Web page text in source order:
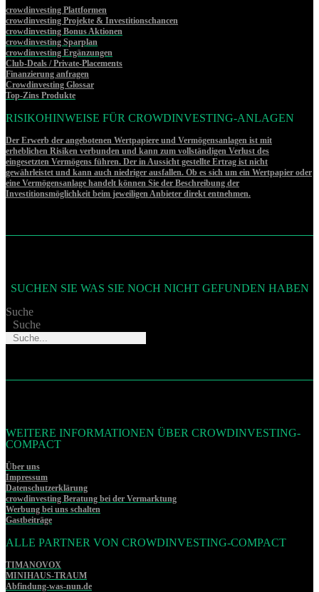
crowdinvesting Plattformen
crowdinvesting Projekte & Investitionschancen
crowdinvesting Bonus Aktionen
crowdinvesting Sparplan
crowdinvesting Ergänzungen
Club-Deals / Private-Placements
Finanzierung anfragen
Crowdinvesting Glossar
Top-Zins Produkte
RISIKOHINWEISE FÜR CROWDINVESTING-ANLAGEN
Der Erwerb der angebotenen Wertpapiere und Vermögensanlagen ist mit
erheblichen Risiken verbunden und kann zum vollständigen Verlust des
eingesetzten Vermögens führen. Der in Aussicht gestellte Ertrag ist nicht
gewährleistet und kann auch niedriger ausfallen. Ob es sich um ein Wertpapier oder
eine Vermögensanlage handelt können Sie der Beschreibung der
Investitionsmöglichkeit beim jeweiligen Anbieter direkt entnehmen.
SUCHEN SIE WAS SIE NOCH NICHT GEFUNDEN HABEN
Suche
Suche
WEITERE INFORMATIONEN ÜBER CROWDINVESTING-
COMPACT
Über uns
Impressum
Datenschutzerklärung
crowdinvesting Beratung bei der Vermarktung
Werbung bei uns schalten
Gastbeiträge
ALLE PARTNER VON CROWDINVESTING-COMPACT
TIMANOVOX
MINIHAUS-TRAUM
Abfindung-was-nun.de